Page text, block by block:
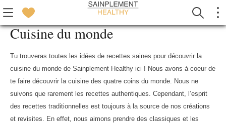
Cuisine du monde
Tu trouveras toutes les idées de recettes saines pour découvrir la
cuisine du monde de Sainplement Healthy ici ! Nous avons à coeur de
te faire découvrir la cuisine des quatre coins du monde. Nous ne
suivons que rarement les recettes authentiques. Cependant, l’esprit
des recettes traditionnelles est toujours à la source de nos créations
et revisites. En effet, nous aimons prendre des classiques et les